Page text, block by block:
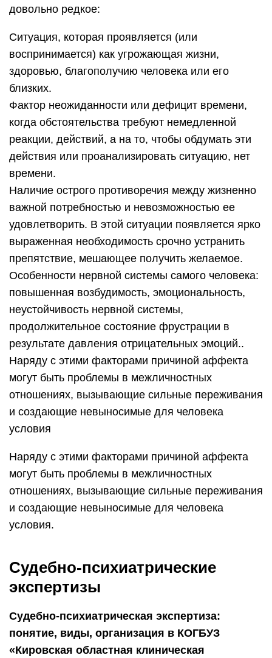
довольно редкое:
Ситуация, которая проявляется (или
воспринимается) как угрожающая жизни,
здоровью, благополучию человека или его
близких.
Фактор неожиданности или дефицит времени,
когда обстоятельства требуют немедленной
реакции, действий, а на то, чтобы обдумать эти
действия или проанализировать ситуацию, нет
времени.
Наличие острого противоречия между жизненно
важной потребностью и невозможностью ее
удовлетворить. В этой ситуации появляется ярко
выраженная необходимость срочно устранить
препятствие, мешающее получить желаемое.
Особенности нервной системы самого человека:
повышенная возбудимость, эмоциональность,
неустойчивость нервной системы,
продолжительное состояние фрустрации в
результате давления отрицательных эмоций..
Наряду с этими факторами причиной аффекта
могут быть проблемы в межличностных
отношениях, вызывающие сильные переживания
и создающие невыносимые для человека
условия
Наряду с этими факторами причиной аффекта
могут быть проблемы в межличностных
отношениях, вызывающие сильные переживания
и создающие невыносимые для человека
условия.
Судебно-психиатрические
экспертизы
Судебно-психиатрическая экспертиза:
понятие, виды, организация в КОГБУЗ
«Кировская областная клиническая